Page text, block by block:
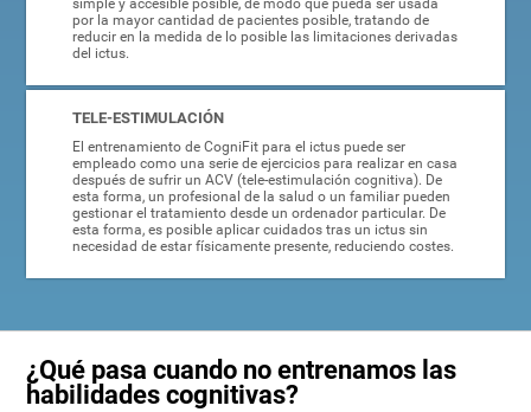
por la mayor cantidad de pacientes posible, tratando de
reducir en la medida de lo posible las limitaciones derivadas
del ictus.
TELE-ESTIMULACIÓN
El entrenamiento de CogniFit para el ictus puede ser
empleado como una serie de ejercicios para realizar en casa
después de sufrir un ACV (tele-estimulación cognitiva). De
esta forma, un profesional de la salud o un familiar pueden
gestionar el tratamiento desde un ordenador particular. De
esta forma, es posible aplicar cuidados tras un ictus sin
necesidad de estar físicamente presente, reduciendo costes.
¿Qué pasa cuando no entrenamos las
habilidades cognitivas?